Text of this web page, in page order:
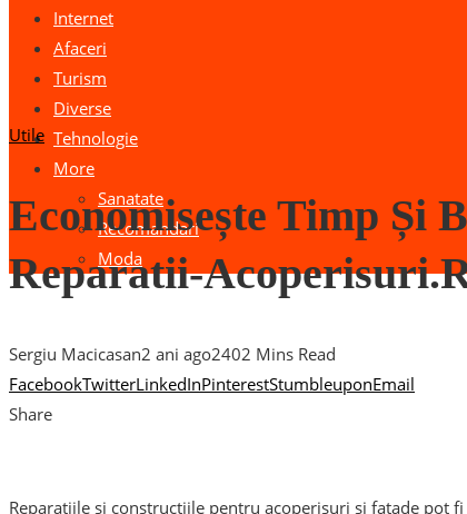
Internet
Afaceri
Turism
Diverse
Tehnologie
More
Sanatate
Recomandari
Moda
Utile
Economisește Timp Și
Reparatii-
Sergiu Macicasan2 ani ago2402 Mins Read
FacebookTwitterLinkedInPinterestStumbleuponEmail
Share
Reparațiile și construcțiile pentru acoperișuri și fațade pot